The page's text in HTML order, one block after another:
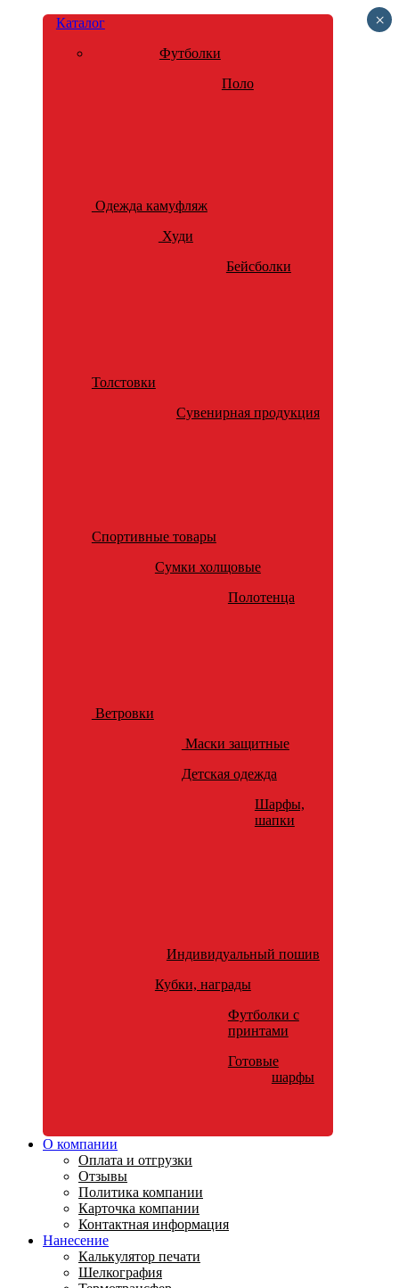
Каталог
Футболки
Поло
Одежда камуфляж
Худи
Бейсболки
Толстовки
Сувенирная продукция
Спортивные товары
Сумки холщовые
Полотенца
Ветровки
Маски защитные
Детская одежда
Шарфы,
шапки
Индивидуальный пошив
Кубки, награды
Футболки с
принтами
Готовые
шарфы
О компании
Оплата и отгрузки
Отзывы
Политика компании
Карточка компании
Контактная информация
Нанесение
Калькулятор печати
Шелкография
×